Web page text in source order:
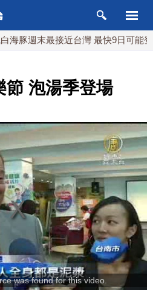
週末最接近台灣 最快9日可能登陸中
節 泡湯季登場
was found for this video.